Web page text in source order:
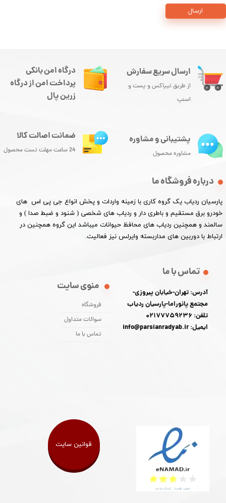
ارسال
ارسال سریع سفارش
از طریق تیپاکس و پست و
اسنپ
درباره فروشگاه ما
پارسیان ردیاب یک گروه کاری با زمینه واردات و پخش انواع جی پی اس های
خودرو برق مستقیم و باطری دار و ردیاب های شخصی ( شنود و ضبط صدا ) و
سالمند و همچنین ردیاب های محافظ حیوانات میباشد این گروه همچنین در
ارتباط با دوربین های مداربسته وایرلس نیز فعالیت.​​​​​​​
منوی سایت
فروشگاه
سوالات متداول
تماس با ما
تماس با ما
آدرس: تهران-خیابان پیروزی-
مجتمع پانوراما-پارسیان ردیاب
تلفن: 02177759236
ایمیل: info@parsianradyab.ir
درگاه امن بانکی
پرداخت امن از درگاه
زرین پال
پشتیبانی و مشاوره
مشاوره محصول
ضمانت اصالت کالا
24 ساعت مهلت تست محصول
قوانین سایت